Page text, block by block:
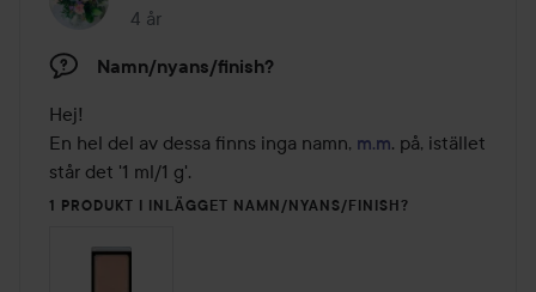
4 år
Inlägget skapades 4 år
Namn/nyans/finish?
Hej!
En hel del av dessa finns inga namn, m.m. på, istället
står det '1 ml/1 g'.
1 PRODUKT I INLÄGGET NAMN/NYANS/FINISH?